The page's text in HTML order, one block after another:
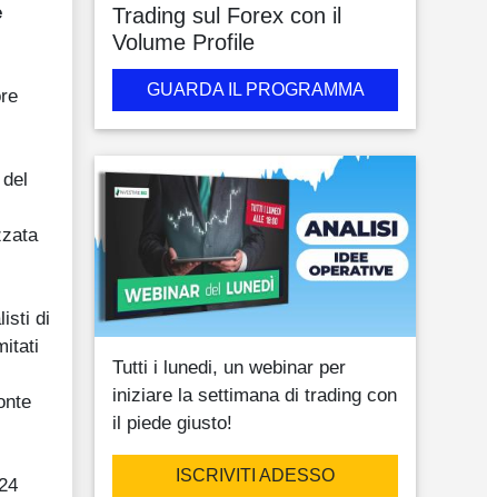
di
Trading sul Forex con il
Volume Profile
GUARDA IL PROGRAMMA
Tutti i lunedi, un webinar per
iniziare la settimana di trading con
il piede giusto!
ISCRIVITI ADESSO